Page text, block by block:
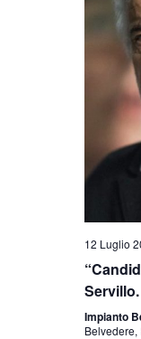
12 Luglio
Servillo.
Impianto
Belvedere,